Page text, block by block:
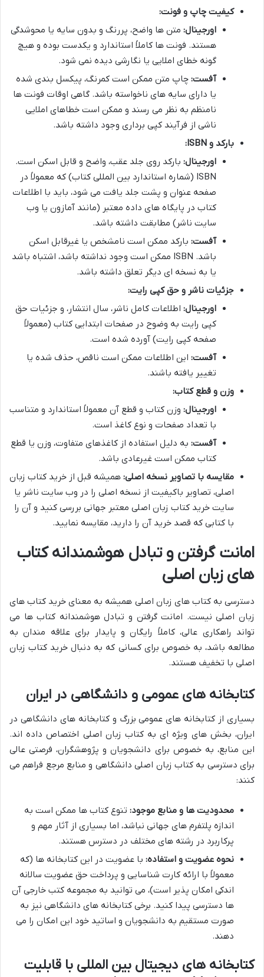
کیفیت چاپ و فونت:
اورجینال: متن ها واضح، پررنگ و بدون سایه یا محوشدگی
هستند. فونت ها کاملاً استاندارد و یکدست بوده و هیچ
گونه خطای املایی یا نگارشی دیده نمی شود.
آفست: چاپ متن ممکن است کمرنگ، پیکسل بندی شده
یا دارای سایه های ناخواسته باشد. گاهی اوقات فونت ها
نامنظم به نظر می رسند و ممکن است خطاهای املایی
ناشی از فرآیند کپی برداری وجود داشته باشد.
بارکد و ISBN:
اورجینال: بارکد روی جلد عقب، واضح و قابل اسکن است.
ISBN (شماره استاندارد بین المللی کتاب) که معمولاً در
صفحه عنوان و پشت جلد یافت می شود، باید با اطلاعات
کتاب در پایگاه های داده معتبر (مانند آمازون یا وب
سایت ناشر) مطابقت داشته باشد.
آفست: بارکد ممکن است نامشخص یا غیرقابل اسکن
باشد. ISBN ممکن است وجود نداشته باشد، اشتباه باشد
یا به نسخه ای دیگر تعلق داشته باشد.
جزئیات ناشر و حق کپی رایت:
اورجینال: اطلاعات کامل ناشر، سال انتشار، و جزئیات حق
کپی رایت به وضوح در صفحات ابتدایی کتاب (معمولاً
صفحه کپی رایت) آورده شده است.
آفست: این اطلاعات ممکن است ناقص، حذف شده یا
تغییر یافته باشند.
وزن و قطع کتاب:
اورجینال: وزن کتاب و قطع آن معمولاً استاندارد و متناسب
با تعداد صفحات و نوع کاغذ است.
آفست: به دلیل استفاده از کاغذهای متفاوت، وزن یا قطع
کتاب ممکن است غیرعادی باشد.
مقایسه با تصاویر نسخه اصلی: همیشه قبل از خرید کتاب زبان
اصلی، تصاویر باکیفیت از نسخه اصلی را در وب سایت ناشر یا
سایت خرید کتاب زبان اصلی معتبر جهانی بررسی کنید و آن را
با کتابی که قصد خرید آن را دارید، مقایسه نمایید.
امانت گرفتن و تبادل هوشمندانه کتاب
های زبان اصلی
دسترسی به کتاب های زبان اصلی همیشه به معنای خرید کتاب های
زبان اصلی نیست. امانت گرفتن و تبادل هوشمندانه کتاب ها می
تواند راهکاری عالی، کاملاً رایگان و پایدار برای علاقه مندان به
مطالعه باشد، به خصوص برای کسانی که به دنبال خرید کتاب زبان
اصلی با تخفیف هستند.
کتابخانه های عمومی و دانشگاهی در ایران
بسیاری از کتابخانه های عمومی بزرگ و کتابخانه های دانشگاهی در
ایران، بخش های ویژه ای به کتاب زبان اصلی اختصاص داده اند.
این منابع، به خصوص برای دانشجویان و پژوهشگران، فرصتی عالی
برای دسترسی به کتاب زبان اصلی دانشگاهی و منابع مرجع فراهم می
کنند:
محدودیت ها و منابع موجود: تنوع کتاب ها ممکن است به
اندازه پلتفرم های جهانی نباشد، اما بسیاری از آثار مهم و
پرکاربرد در رشته های مختلف در دسترس هستند.
نحوه عضویت و استفاده: با عضویت در این کتابخانه ها (که
معمولاً با ارائه کارت شناسایی و پرداخت حق عضویت سالانه
اندکی امکان پذیر است)، می توانید به مجموعه کتب خارجی آن
ها دسترسی پیدا کنید. برخی کتابخانه های دانشگاهی نیز به
صورت مستقیم به دانشجویان و اساتید خود این امکان را می
دهند.
کتابخانه های دیجیتال بین المللی با قابلیت